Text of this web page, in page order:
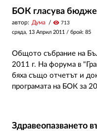
БОК гласува
автор: Дума visibility 713
сряда, 13 Април 2011 / брой: 85
Общото събрание на
2011 г. На форума в
бяха също отчетът и
програмата на БОК за
Здравеопазването